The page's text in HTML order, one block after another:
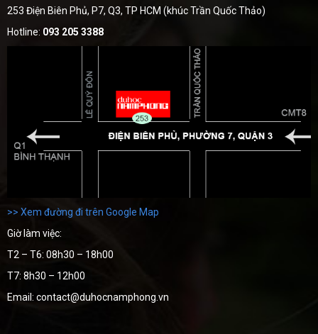
253 Điện Biên Phủ, P7, Q3, TP HCM (khúc Trần Quốc Thảo)
Hotline: 093 205 3388
>> Xem đường đi trên Google Map
Giờ làm việc:
T2 – T6: 08h30 – 18h00
T7: 8h30 – 12h00
Email: contact@duhocnamphong.vn